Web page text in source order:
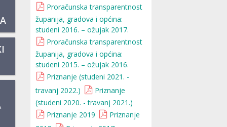
Proračunska transparentnost
županija, gradova i općina:
studeni 2016. – ožujak 2017.
Proračunska transparentnost
županija, gradova i općina:
studeni 2015. – ožujak 2016.
Priznanje (studeni 2021. -
travanj 2022.)
Priznanje
(studeni 2020. - travanj 2021.)
Priznanje 2019
Priznanje